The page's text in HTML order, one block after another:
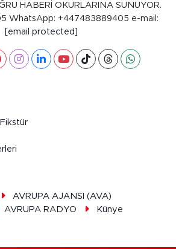
HABERİ OKURLARINA SUNUYOR.
WhatsApp: +447483889405 e-mail:
[email protected]
AVRUPA AJANSI (AVA)
AVRUPA RADYO Künye